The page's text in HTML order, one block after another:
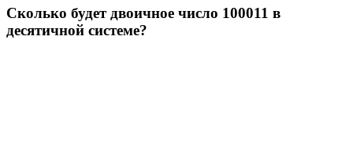
Сколько будет двоичное число 100011 в
десятичной системе?